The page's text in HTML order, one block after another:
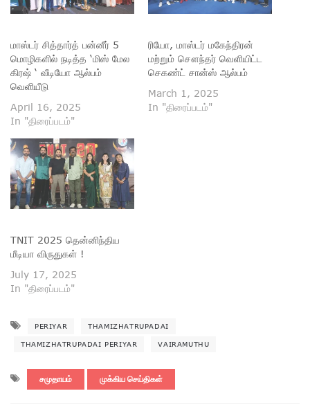
மாஸ்டர் சித்தார்த் பன்னீர் 5
மொழிகளில் நடித்த ‘மிஸ் மேல
கிரஷ் ‘ வீடியோ ஆல்பம்
வெளியீடு
April 16, 2025
In "திரைப்படம்"
ரியோ, மாஸ்டர் மகேந்திரன்
மற்றும் சௌந்தர் வெளியிட்ட
செகண்ட் சான்ஸ் ஆல்பம்
March 1, 2025
In "திரைப்படம்"
TNIT 2025 தென்னிந்திய
மீடியா விருதுகள் !
July 17, 2025
In "திரைப்படம்"
PERIYAR THAMIZHATRUPADAI
THAMIZHATRUPADAI PERIYAR VAIRAMUTHU
சமுதாயம் முக்கிய செய்திகள்